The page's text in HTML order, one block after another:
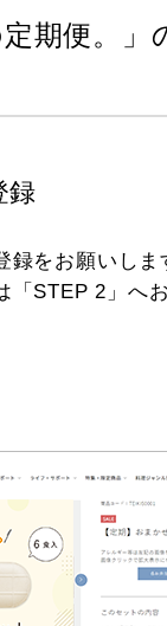
定期便。」
録
をお願いしま
「STEP 2」へ